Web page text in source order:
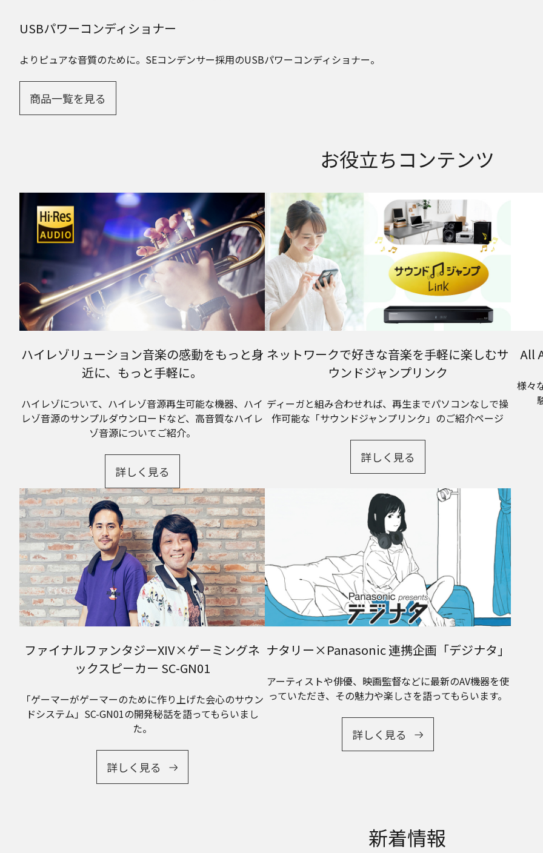
USBパワーコンディショナー
よりピュアな音質のために。SEコンデンサー採用のUSBパワーコンディショナー。
商品一覧を見る
お役立ちコンテンツ
ハイレゾリューション音楽の感動をもっと身
近に、もっと手軽に。
ハイレゾについて、ハイレゾ音源再生可能な機器、ハイ
レゾ音源のサンプルダウンロードなど、高音質なハイレ
ゾ音源についてご紹介。
詳しく見る
ネットワークで好きな音楽を手軽に楽しむサ
ウンドジャンプリンク
ディーガと組み合わせれば、再生までパソコンなしで操
作可能な「サウンドジャンプリンク」のご紹介ページ
詳しく見る
All
様々
ファイナルファンタジーXIV×ゲーミングネ
ックスピーカー SC-GN01
「ゲーマーがゲーマーのために作り上げた会心のサウン
ドシステム」SC-GN01の開発秘話を語ってもらいまし
た。
詳しく見る
ナタリー×Panasonic 連携企画「デジナタ」
アーティストや俳優、映画監督などに最新のAV機器を使
っていただき、その魅力や楽しさを語ってもらいます。
詳しく見る
新着情報